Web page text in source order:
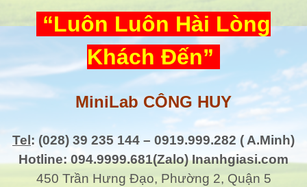
“Luôn Luôn Hài Lòng
Khách Đến”
MiniLab CÔNG HUY
Tel: (028) 39 235 144 – 0919.999.282 ( A.Minh)
Hotline: 094.9999.681(Zalo) Inanhgiasi.com
450 Trần Hưng Đạo, Phường 2, Quận 5